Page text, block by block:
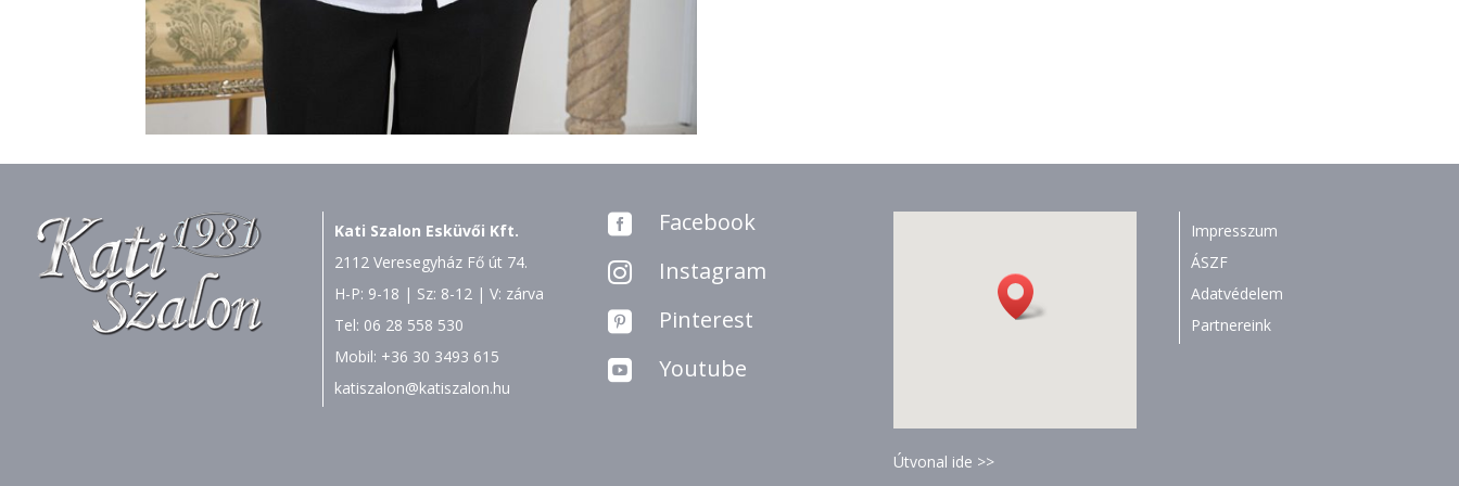
Kati Szalon Esküvői Kft.
2112 Veresegyház Fő út 74.
H-P: 9-18 | Sz: 8-12 | V: zárva
Tel: 06 28 558 530
Mobil: +36 30 3493 615
katiszalon@katiszalon.hu
 Facebook
 Instagram
 Pinterest
 Youtube
Útvonal ide >>
Impresszum
ÁSZF
Adatvédelem
Partnereink